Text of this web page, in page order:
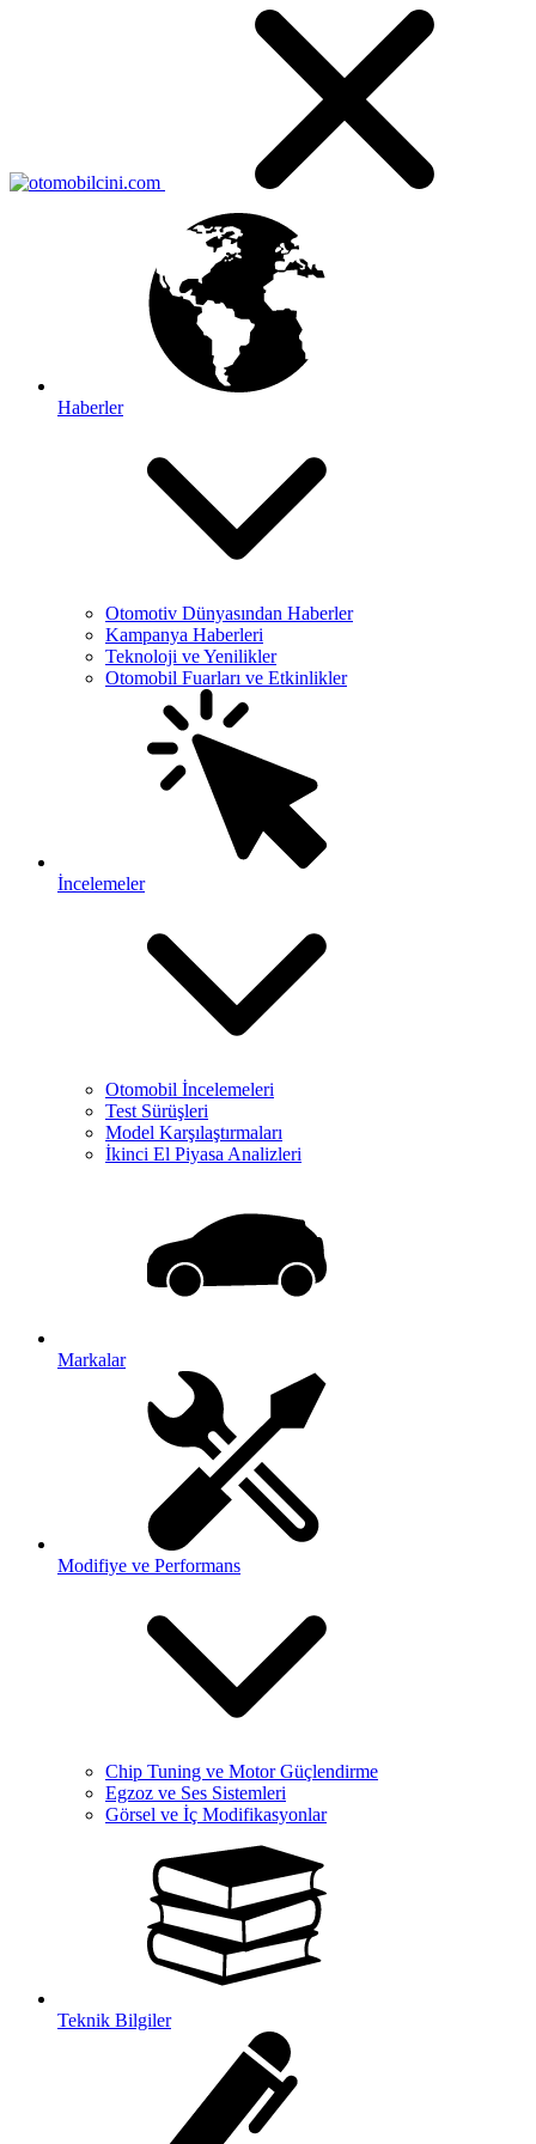
Haberler
Otomotiv Dünyasından Haberler
Kampanya Haberleri
Teknoloji ve Yenilikler
Otomobil Fuarları ve Etkinlikler
İncelemeler
Otomobil İncelemeleri
Test Sürüşleri
Model Karşılaştırmaları
İkinci El Piyasa Analizleri
Markalar
Modifiye ve Performans
Chip Tuning ve Motor Güçlendirme
Egzoz ve Ses Sistemleri
Görsel ve İç Modifikasyonlar
Teknik Bilgiler